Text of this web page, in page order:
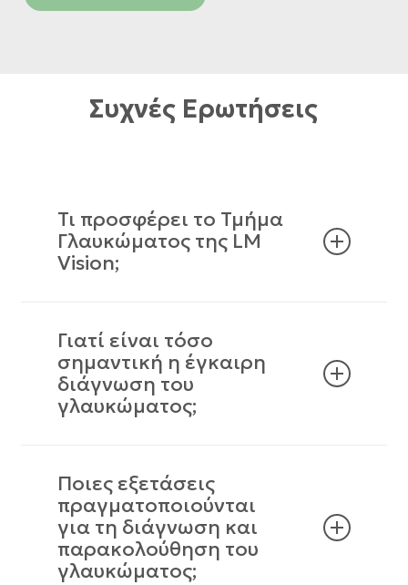
Συχνές Ερωτήσεις
Τι προσφέρει το Τμήμα
Γλαυκώματος της LM
Vision;
Γιατί είναι τόσο
σημαντική η έγκαιρη
διάγνωση του
γλαυκώματος;
Ποιες εξετάσεις
πραγματοποιούνται
για τη διάγνωση και
παρακολούθηση του
γλαυκώματος;